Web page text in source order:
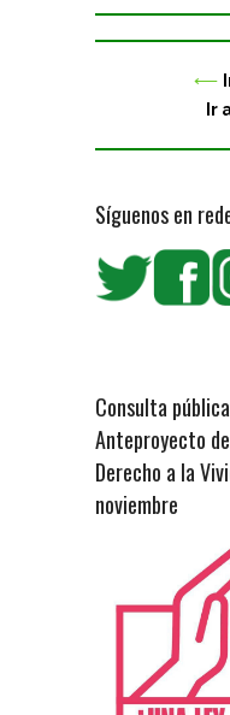
⟵
Ir
Síguenos en
Consulta
Anteproyecto
Derecho a la
noviembre